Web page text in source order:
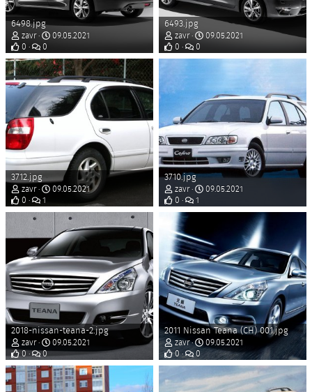
6498.jpg
zavr
09.05.2021
0
0
6493.jpg
zavr
09.05.2021
0
0
3712.jpg
zavr
09.05.2021
0
1
3710.jpg
zavr
09.05.2021
0
1
2018-nissan-teana-2.jpg
zavr
09.05.2021
0
0
2011 Nissan Teana (CH) 001.jpg
zavr
09.05.2021
0
0